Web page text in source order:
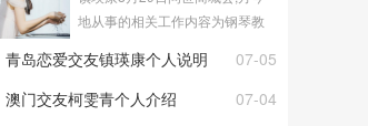
地从事的相关工作内容为钢琴教
07-05
青岛恋爱交友镇瑛康个人说明
07-04
澳门交友柯雯青个人介绍